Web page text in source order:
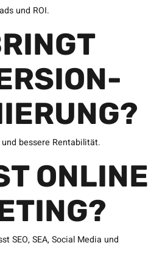
und ROI.
bessere Rentabilität.
ONLINE
SEO, SEA, Social Media und